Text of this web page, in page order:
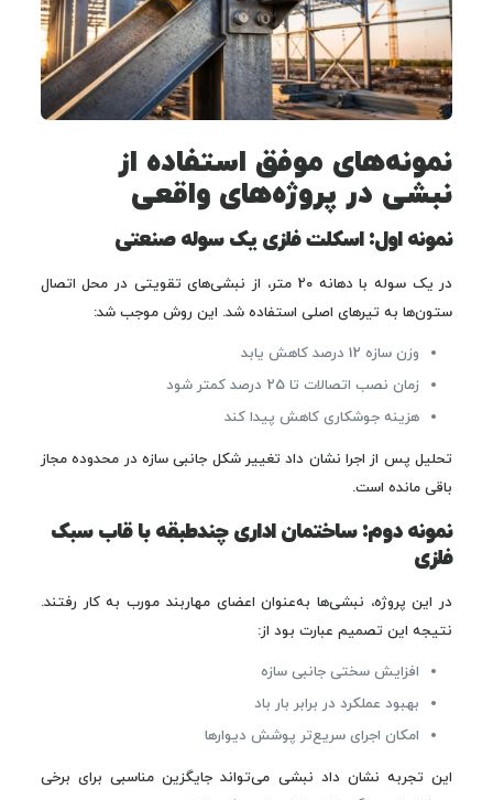
نمونه‌های موفق استفاده از
نبشی در پروژه‌های واقعی
نمونه اول: اسکلت فلزی یک سوله صنعتی
در یک سوله با دهانه 20 متر، از نبشی‌های تقویتی در محل اتصال
ستون‌ها به تیرهای اصلی استفاده شد. این روش موجب شد:
وزن سازه 12 درصد کاهش یابد
زمان نصب اتصالات تا 25 درصد کمتر شود
هزینه جوشکاری کاهش پیدا کند
تحلیل پس از اجرا نشان داد تغییر شکل جانبی سازه در محدوده مجاز
باقی مانده است.
نمونه دوم: ساختمان اداری چندطبقه با قاب سبک
فلزی
در این پروژه، نبشی‌ها به‌عنوان اعضای مهاربند مورب به کار رفتند.
نتیجه این تصمیم عبارت بود از:
افزایش سختی جانبی سازه
بهبود عملکرد در برابر بار باد
امکان اجرای سریع‌تر پوشش دیوارها
این تجربه نشان داد نبشی می‌تواند جایگزین مناسبی برای برخی